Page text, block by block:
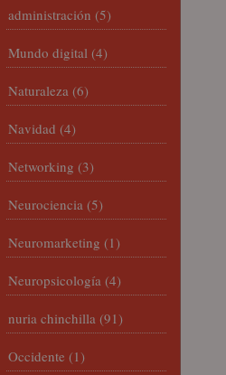
administración (5)
Mundo digital (4)
Naturaleza (6)
Navidad (4)
Networking (3)
Neurociencia (5)
Neuromarketing (1)
Neuropsicología (4)
nuria chinchilla (91)
Occidente (1)